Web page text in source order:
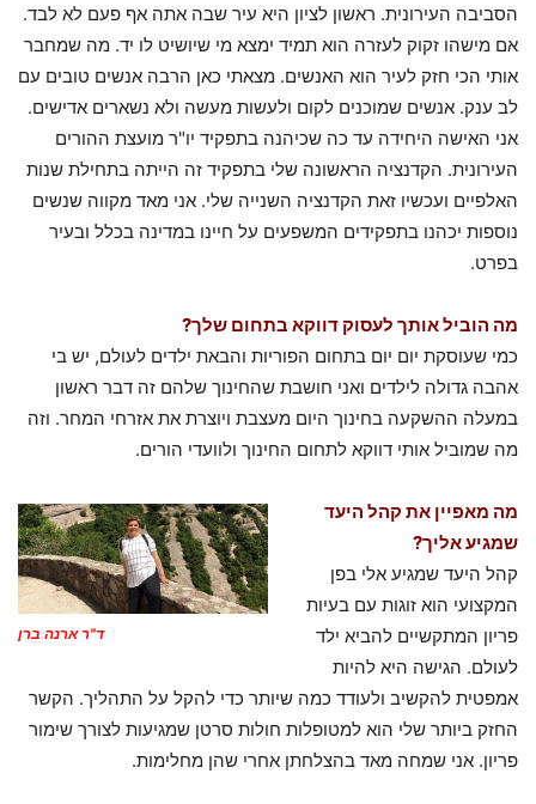
הסביבה העירונית. ראשון לציון היא עיר שבה אתה אף פעם לא לבד.
אם מישהו זקוק לעזרה הוא תמיד ימצא מי שיושיט לו יד. מה שמחבר
אותי הכי חזק לעיר הוא האנשים. מצאתי כאן הרבה אנשים טובים עם
לב ענק. אנשים שמוכנים לקום ולעשות מעשה ולא נשארים אדישים.
אני האישה היחידה עד כה שכיהנה בתפקיד יו"ר מועצת ההורים
העירונית. הקדנציה הראשונה שלי בתפקיד זה הייתה בתחילת שנות
האלפיים ועכשיו זאת הקדנציה השנייה שלי. אני מאד מקווה שנשים
נוספות יכהנו בתפקידים המשפעים על חיינו במדינה בכלל ובעיר
בפרט.
מה הוביל אותך לעסוק דווקא בתחום שלך?
כמי שעוסקת יום יום בתחום הפוריות והבאת ילדים לעולם, יש בי
אהבה גדולה לילדים ואני חושבת שהחינוך שלהם זה דבר ראשון
במעלה ההשקעה בחינוך היום מעצבת ויוצרת את אזרחי המחר. וזה
מה שמוביל אותי דווקא לתחום החינוך ולוועדי הורים.
ד"ר ארנה ברן
מה מאפיין את קהל היעד
שמגיע אליך?
קהל היעד שמגיע אלי בפן
המקצועי הוא זוגות עם בעיות
פריון המתקשיים להביא ילד
לעולם. הגישה היא להיות
אמפטית להקשיב ולעודד כמה שיותר כדי להקל על התהליך. הקשר
החזק ביותר שלי הוא למטופלות חולות סרטן שמגיעות לצורך שימור
פריון. אני שמחה מאד בהצלחתן אחרי שהן מחלימות.